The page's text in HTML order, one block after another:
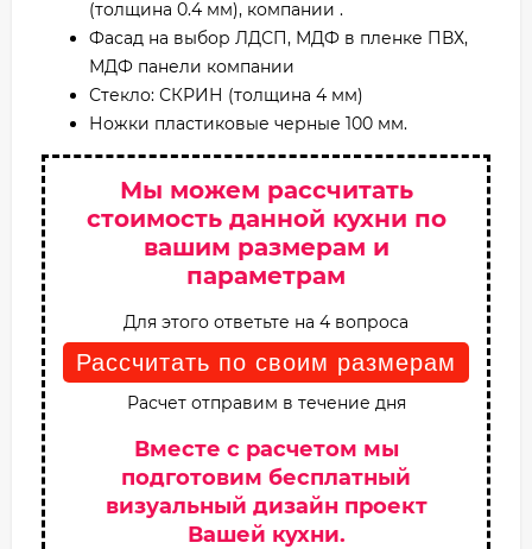
(толщина 0.4 мм), компании .
Фасад на выбор ЛДСП, МДФ в пленке ПВХ,
МДФ панели компании
Стекло: СКРИН (толщина 4 мм)
Ножки пластиковые черные 100 мм.
Мы можем рассчитать
стоимость данной кухни по
вашим размерам и
параметрам
Для этого ответьте на 4 вопроса
Рассчитать по своим размерам
Расчет отправим в течение дня
Вместе с расчетом мы
подготовим бесплатный
визуальный дизайн проект
Вашей кухни.